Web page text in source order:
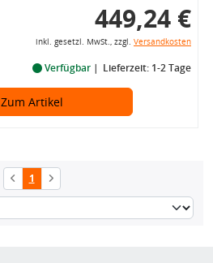
449,24 €
inkl. gesetzl. MwSt., zzgl. Versandkosten
Verfügbar Lieferzeit: 1-2 Tage
Zum Artikel
1